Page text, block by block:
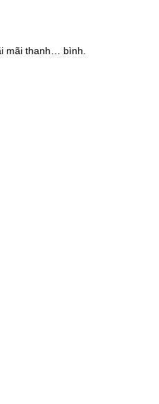
mãi thanh… bình.